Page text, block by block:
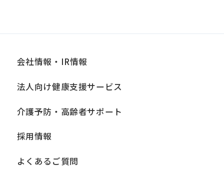
会社情報・IR情報
法人向け健康支援サービス
介護予防・高齢者サポート
採用情報
よくあるご質問